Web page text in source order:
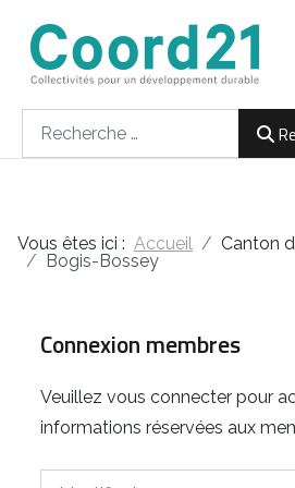
Vous êtes ici : Accueil
Canton
Bogis-Bossey
Connexion membres
Veuillez vous connecter pour
informations réservées aux
Identifiant
Développement durable et Agenda 21
Implémentation locale de l'Agenda
2021
2022
2024
Lettres d'informations
Rencontres thématiques
Documents